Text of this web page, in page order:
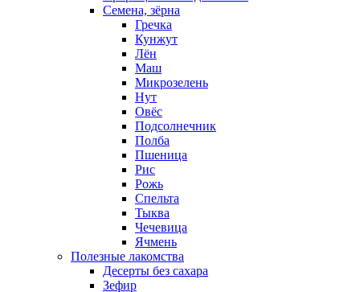
Семена, зёрна
Гречка
Кунжут
Лён
Маш
Микрозелень
Нут
Овёс
Подсолнечник
Полба
Пшеница
Рис
Рожь
Спельта
Тыква
Чечевица
Ячмень
Полезные лакомства
Десерты без сахара
Зефир